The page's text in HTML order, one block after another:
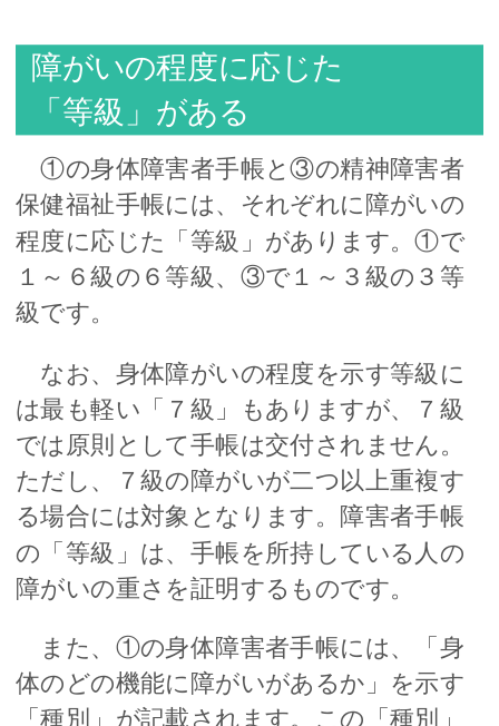
障がいの程度に応じた
「等級」がある
①の身体障害者手帳と③の精神障害者
保健福祉手帳には、それぞれに障がいの
程度に応じた「等級」があります。①で
１～６級の６等級、③で１～３級の３等
級です。
なお、身体障がいの程度を示す等級に
は最も軽い「７級」もありますが、７級
では原則として手帳は交付されません。
ただし、７級の障がいが二つ以上重複す
る場合には対象となります。障害者手帳
の「等級」は、手帳を所持している人の
障がいの重さを証明するものです。
また、①の身体障害者手帳には、「身
体のどの機能に障がいがあるか」を示す
「種別」が記載されます。この「種別」